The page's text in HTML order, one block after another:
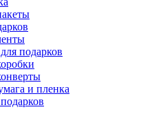
подарков
и пленка